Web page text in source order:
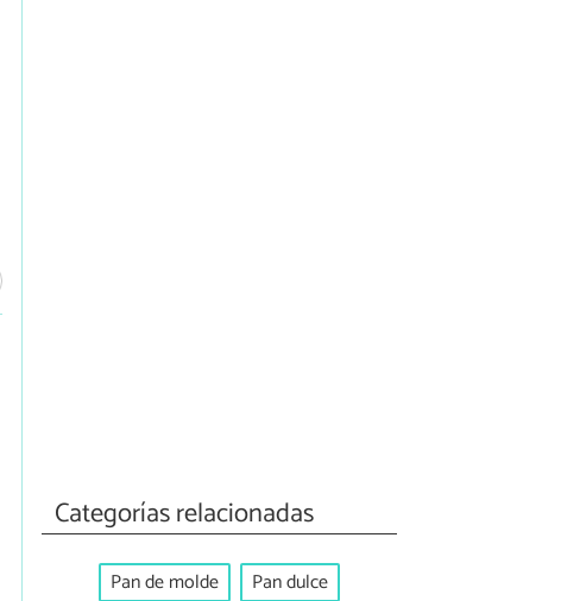
Categorías relacionadas
Pan de molde
Pan dulce